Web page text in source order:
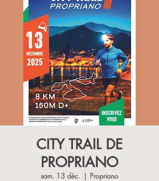
CITY TRAIL DE
PROPRIANO
sam. 13 déc.
  |
Propriano